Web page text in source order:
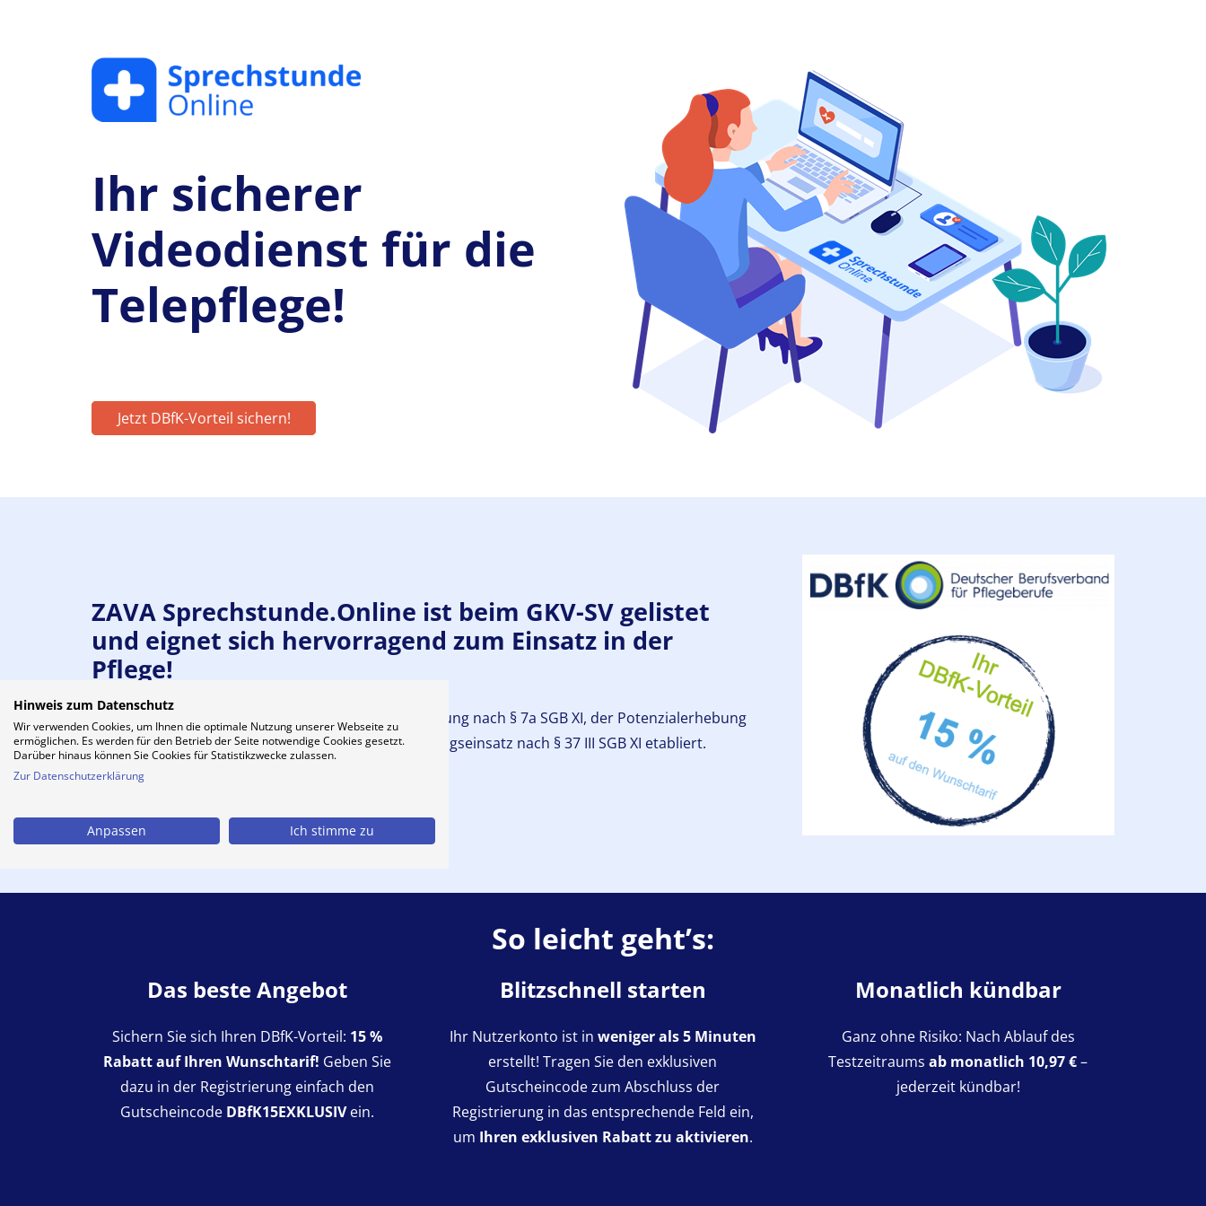
Ihr sicherer
Videodienst für die
Telepflege!
Jetzt DBfK-Vorteil sichern!
ZAVA Sprechstunde.Online ist beim GKV-SV gelistet
und eignet sich hervorragend zum Einsatz in der
Pflege!
Tele-Pflege hat sich insbesondere in der Pflegeberatung nach § 7a SGB XI, der Potenzialerhebung
in der außerklinischen Intensivpflege und im Beratungseinsatz nach § 37 III SGB XI etabliert.
So leicht geht’s:
Das beste Angebot
Sichern Sie sich Ihren DBfK-Vorteil: 15 %
Rabatt auf Ihren Wunschtarif! Geben Sie
dazu in der Registrierung einfach den
Gutscheincode DBfK15EXKLUSIVein.
Blitzschnell starten
Ihr Nutzerkonto ist in weniger als 5 Minuten
erstellt! Tragen Sie den exklusiven
Gutscheincode zum Abschluss der
Registrierung in das entsprechende Feld ein,
um Ihren exklusiven Rabatt zu aktivieren.
Monatlich kündbar
Ganz ohne Risiko: Nach Ablauf des
Testzeitraums ab monatlich 10,97 €–
jederzeit kündbar!
Hinweis zum Datenschutz
Wir verwenden Cookies, um Ihnen die optimale Nutzung unserer Webseite zu
ermöglichen. Es werden für den Betrieb der Seite notwendige Cookies gesetzt.
Darüber hinaus können Sie Cookies für Statistikzwecke zulassen.
Zur Datenschutzerklärung
Anpassen Ich stimme zu